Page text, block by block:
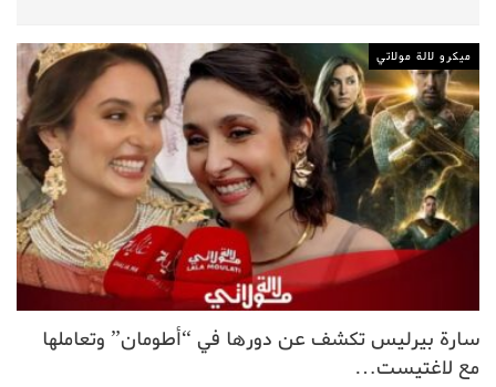
ميكرو لالة مولاتي
سارة بيرليس تكشف عن دورها في “أطومان” وتعاملها
مع لاغتيست…